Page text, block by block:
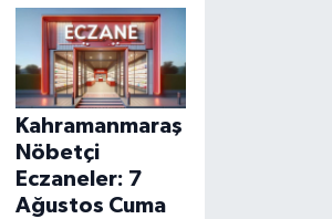
Kahramanmaraş
Nöbetçi
Eczaneler: 7
Ağustos Cuma